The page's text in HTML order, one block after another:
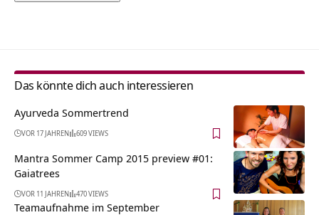
Das könnte dich auch interessieren
Ayurveda Sommertrend
VOR 17 JAHREN 609 VIEWS
Mantra Sommer Camp 2015 preview #01:
Gaiatrees
VOR 11 JAHREN 470 VIEWS
Teamaufnahme im September